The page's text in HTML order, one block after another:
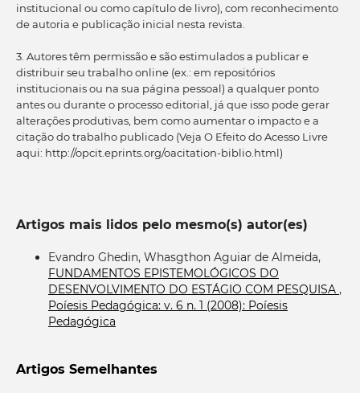
institucional ou como capítulo de livro), com reconhecimento
de autoria e publicação inicial nesta revista.
3. Autores têm permissão e são estimulados a publicar e
distribuir seu trabalho online (ex.: em repositórios
institucionais ou na sua página pessoal) a qualquer ponto
antes ou durante o processo editorial, já que isso pode gerar
alterações produtivas, bem como aumentar o impacto e a
citação do trabalho publicado (Veja O Efeito do Acesso Livre
aqui: http://opcit.eprints.org/oacitation-biblio.html)
Artigos mais lidos pelo mesmo(s) autor(es)
Evandro Ghedin, Whasgthon Aguiar de Almeida,
FUNDAMENTOS EPISTEMOLÓGICOS DO
DESENVOLVIMENTO DO ESTÁGIO COM PESQUISA ,
Poíesis Pedagógica: v. 6 n. 1 (2008): Poíesis
Pedagógica
Artigos Semelhantes